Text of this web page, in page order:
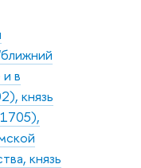
в
князь
князь